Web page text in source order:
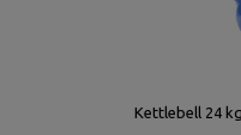
Kettlebell 24